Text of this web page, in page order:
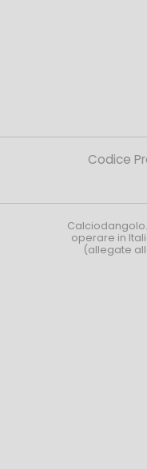
Codice
operare in
(allegate